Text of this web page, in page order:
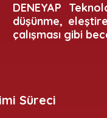
DENEYAP
düşünme,
çalışması gibi
Süreci